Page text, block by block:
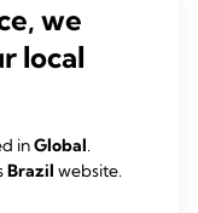
parto, o que
e também tive
três meses,
filhos, no Reino
achei duro a
we
local
inGlobal.
Brazil website.